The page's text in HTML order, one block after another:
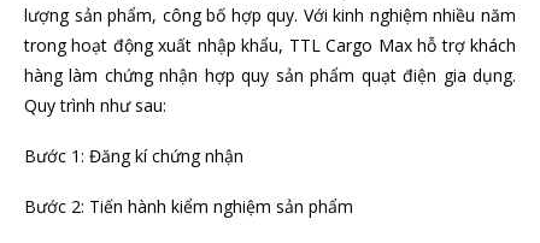
lượng sản phẩm, công bố hợp quy. Với kinh nghiệm nhiều năm
trong hoạt động xuất nhập khẩu, TTL Cargo Max hỗ trợ khách
hàng làm chứng nhận hợp quy sản phẩm quạt điện gia dụng.
Quy trình như sau:
Bước 1: Đăng kí chứng nhận
Bước 2: Tiến hành kiểm nghiệm sản phẩm